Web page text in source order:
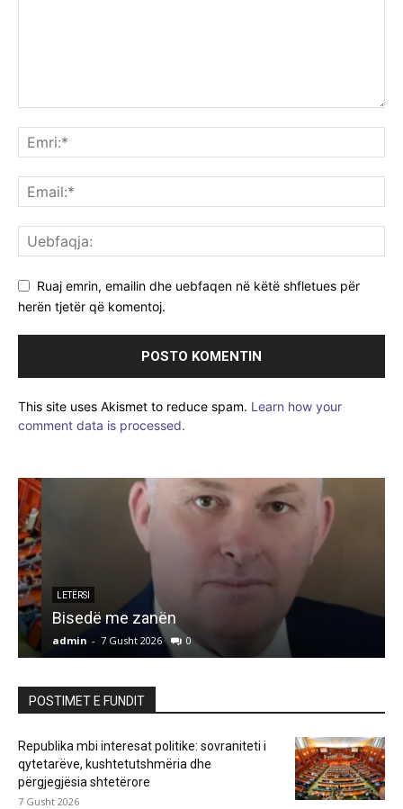
Ruaj emrin, emailin dhe uebfaqen në këtë shfletues për
herën tjetër që komentoj.
This site uses Akismet to reduce spam. Learn how your
comment data is processed.
LETËRSI
Bisedë me zanën
admin - 7 Gusht 2026 0
POSTIMET E FUNDIT
Republika mbi interesat politike: sovraniteti i
qytetarëve, kushtetutshmëria dhe
përgjegjësia shtetërore
7 Gusht 2026